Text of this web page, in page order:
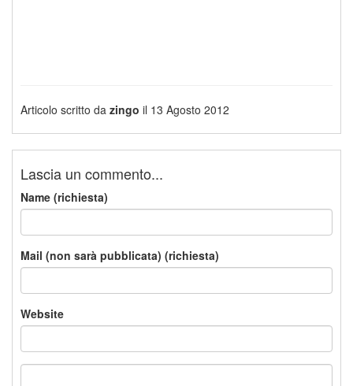
Articolo scritto da zingo il 13 Agosto 2012
Lascia un commento...
Name (richiesta)
Mail (non sarà pubblicata) (richiesta)
Website